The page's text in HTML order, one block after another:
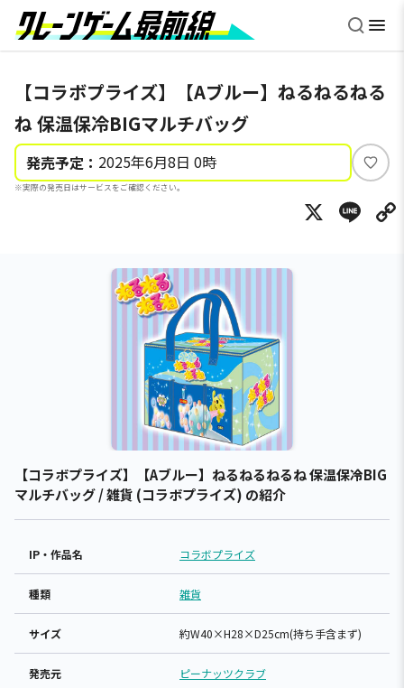
【コラボプライズ】【Aブルー】ねるねるねる
ね 保温保冷BIGマルチバッグ
発売予定： 2025年6月8日 0時
※実際の発売日はサービスをご確認ください。
い
ね
X
【コラボプライズ】【Aブルー】ねるねるねるね 保温保冷BIG
マルチバッグ / 雑貨 (コラボプライズ) の紹介
IP・作品名 コラボプライズ
種類 雑貨
サイズ 約W40×H28×D25cm(持ち手含まず)
発売元 ピーナッツクラブ